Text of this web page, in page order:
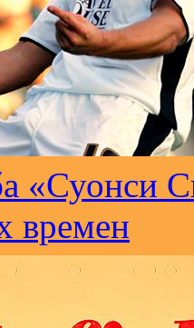
«Суонси
времен